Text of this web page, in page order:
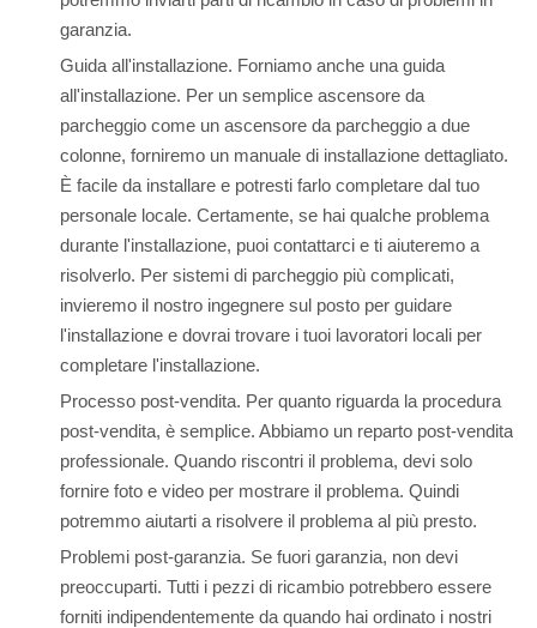
garanzia.
Guida all'installazione. Forniamo anche una guida
all'installazione. Per un semplice ascensore da
parcheggio come un ascensore da parcheggio a due
colonne, forniremo un manuale di installazione dettagliato.
È facile da installare e potresti farlo completare dal tuo
personale locale. Certamente, se hai qualche problema
durante l'installazione, puoi contattarci e ti aiuteremo a
risolverlo. Per sistemi di parcheggio più complicati,
invieremo il nostro ingegnere sul posto per guidare
l'installazione e dovrai trovare i tuoi lavoratori locali per
completare l'installazione.
Processo post-vendita. Per quanto riguarda la procedura
post-vendita, è semplice. Abbiamo un reparto post-vendita
professionale. Quando riscontri il problema, devi solo
fornire foto e video per mostrare il problema. Quindi
potremmo aiutarti a risolvere il problema al più presto.
Problemi post-garanzia. Se fuori garanzia, non devi
preoccuparti. Tutti i pezzi di ricambio potrebbero essere
forniti indipendentemente da quando hai ordinato i nostri